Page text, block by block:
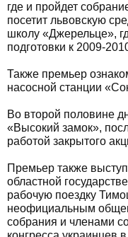
где и пройдет
посетит львовскую
школу «Джерельце»,
подготовки к 2009-
Также премьер
насосной станции
Во второй половине
«Высокий замок»,
работой закрытого
Премьер также
областной
рабочую поездку
неофициальным
собрания и членами